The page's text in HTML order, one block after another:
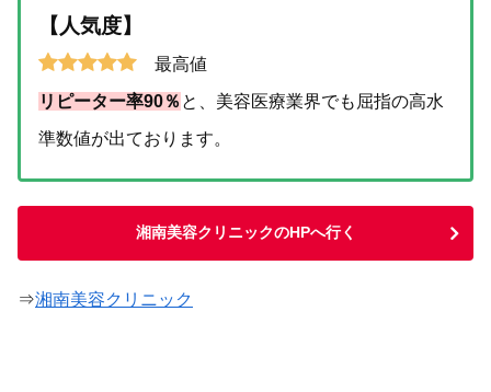
【人気度】
最高値
リピーター率90％ と、美容医療業界でも屈指の高水
準数値が出ております。
湘南美容クリニックのHPへ行く
⇒湘南美容クリニック